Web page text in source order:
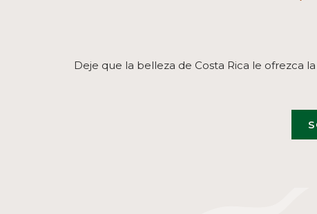
Deje que la belleza de Costa Rica le ofrezca